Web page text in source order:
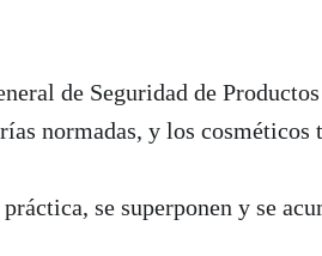
de Seguridad de
normadas, y los
se superponen y se